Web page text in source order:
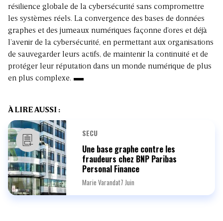
résilience globale de la cybersécurité sans compromettre
les systèmes réels. La convergence des bases de données
graphes et des jumeaux numériques façonne d’ores et déjà
l’avenir de la cybersécurité, en permettant aux organisations
de sauvegarder leurs actifs, de maintenir la continuité et de
protéger leur réputation dans un monde numérique de plus
en plus complexe.
À LIRE AUSSI :
SECU
Une base graphe contre les
fraudeurs chez BNP Paribas
Personal Finance
Marie Varandat7 Juin